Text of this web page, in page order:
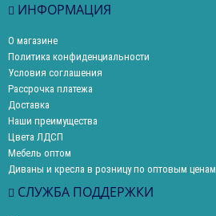
ИНФОРМАЦИЯ
О магазине
Политика конфиденциальности
Условия соглашения
Рассрочка платежа
Доставка
Наши преимущества
Цвета ЛДСП
Мебель оптом
Диваны и кресла в розницу по оптовым ценам
СЛУЖБА ПОДДЕРЖКИ